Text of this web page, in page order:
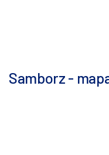
Samborz -